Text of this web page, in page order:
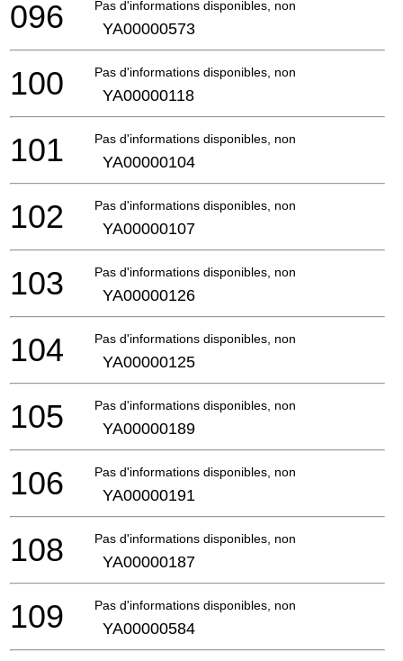
Pas d'informations disponibles, non commandable
096 YA00000573
Pas d'informations disponibles, non commandable
100 YA00000118
Pas d'informations disponibles, non commandable
101 YA00000104
Pas d'informations disponibles, non commandable
102 YA00000107
Pas d'informations disponibles, non commandable
103 YA00000126
Pas d'informations disponibles, non commandable
104 YA00000125
Pas d'informations disponibles, non commandable
105 YA00000189
Pas d'informations disponibles, non commandable
106 YA00000191
Pas d'informations disponibles, non commandable
108 YA00000187
Pas d'informations disponibles, non commandable
109 YA00000584